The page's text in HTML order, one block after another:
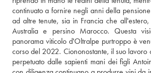
continuato a fornire negli anni della
ad altre tenute, sia in Francia che
Australia e persino Marocco. Questa
panorama viticolo d'Oltralpe purtroppo è
corso del 2022. Ciononostante, il suo lavoro
perpetuato dalle sapienti mani dei figli